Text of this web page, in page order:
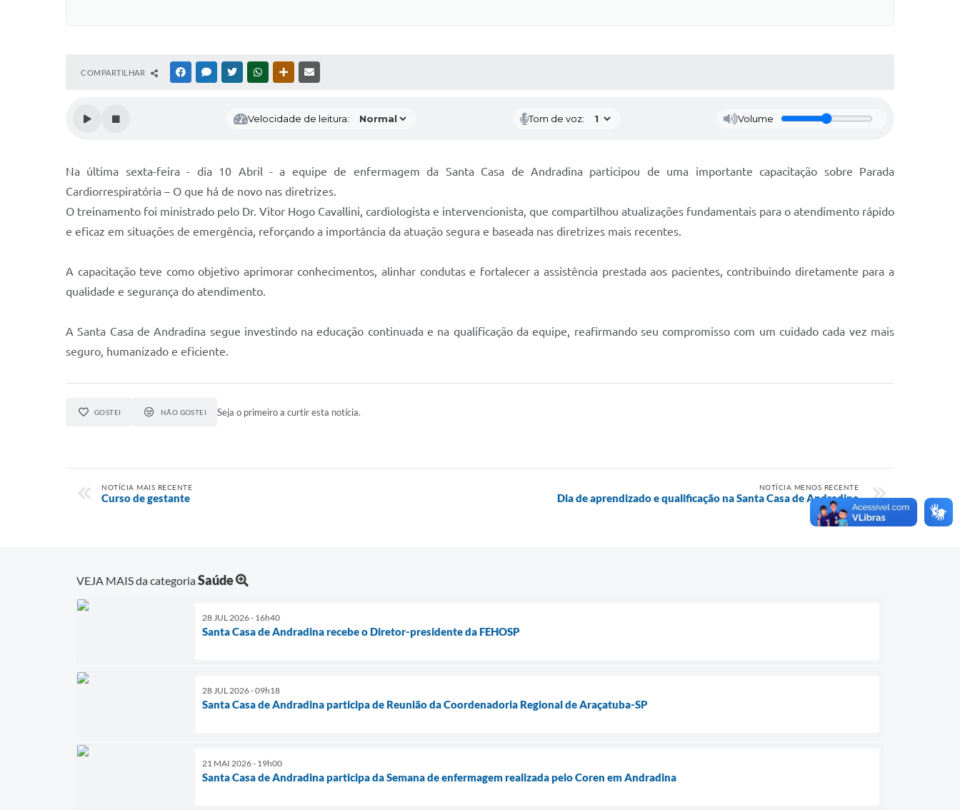
COMPARTILHAR FACEBOOKMESSENGER
TWITTERWHATSAPPOUTRAS MÍDIAS
Velocidade de leitura: Tom de voz: Volume
Na última sexta-feira - dia 10 Abril - a equipe de enfermagem da Santa Casa de Andradina participou de uma importante capacitação sobre Parada
Cardiorrespiratória – O que há de novo nas diretrizes.
O treinamento foi ministrado pelo Dr. Vitor Hogo Cavallini, cardiologista e intervencionista, que compartilhou atualizações fundamentais para o atendimento rápido
e eficaz em situações de emergência, reforçando a importância da atuação segura e baseada nas diretrizes mais recentes.
A capacitação teve como objetivo aprimorar conhecimentos, alinhar condutas e fortalecer a assistência prestada aos pacientes, contribuindo diretamente para a
qualidade e segurança do atendimento.
A Santa Casa de Andradina segue investindo na educação continuada e na qualificação da equipe, reafirmando seu compromisso com um cuidado cada vez mais
seguro, humanizado e eficiente.
GOSTEI NÃO GOSTEI Seja o primeiro a curtir esta notícia.
NOTÍCIA MAIS RECENTE
Curso de gestante
NOTÍCIA MENOS RECENTE
Dia de aprendizado e qualificação na Santa Casa de Andradina
VEJA MAIS da categoriaSaúde
28 JUL 2026 - 16h40
Santa Casa de Andradina recebe o Diretor-presidente da FEHOSP
28 JUL 2026 - 09h18
Santa Casa de Andradina participa de Reunião da Coordenadoria Regional de Araçatuba-SP
21 MAI 2026 - 19h00
Santa Casa de Andradina participa da Semana de enfermagem realizada pelo Coren em Andradina